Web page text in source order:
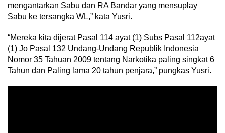
mengantarkan Sabu dan RA Bandar yang mensuplay
Sabu ke tersangka WL,” kata Yusri.
“Mereka kita dijerat Pasal 114 ayat (1) Subs Pasal 112ayat
(1) Jo Pasal 132 Undang-Undang Republik Indonesia
Nomor 35 Tahuan 2009 tentang Narkotika paling singkat 6
Tahun dan Paling lama 20 tahun penjara,” pungkas Yusri.